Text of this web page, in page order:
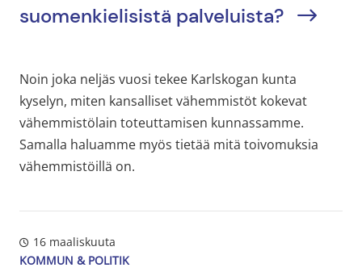
suomenkielisistä palveluista?
Noin joka neljäs vuosi tekee Karlskogan kunta
kyselyn, miten kansalliset vähemmistöt kokevat
vähemmistölain toteuttamisen kunnassamme.
Samalla haluamme myös tietää mitä toivomuksia
vähemmistöillä on.
16 maaliskuuta
KOMMUN & POLITIK